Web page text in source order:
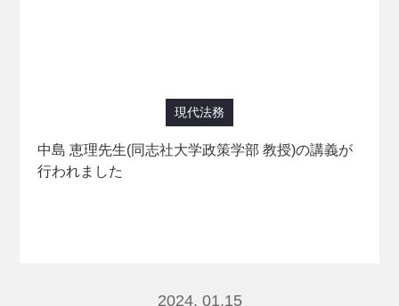
現代法務
中島 恵理先生(同志社大学政策学部 教授)の講義が
行われました
2024. 01.15